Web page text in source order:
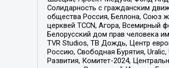
Солидарность с гражданским
общества Россия, Беллона, Союз
церквей TCCN, Агора, Всемирный
Белорусский дом прав человека
TVR Studios, ТВ Дождь, Центр
Россию, Свободная Бурятия,
Развития, Комитет-2024,